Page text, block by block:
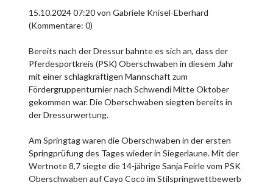
15.10.2024 07:20von Gabriele Knisel-Eberhard
(Kommentare: 0)
Bereits nach der Dressur bahnte es sich an, dass der
Pferdesportkreis (PSK) Oberschwaben in diesem Jahr
mit einer schlagkräftigen Mannschaft zum
Fördergruppenturnier nach Schwendi Mitte Oktober
gekommen war. Die Oberschwaben siegten bereits in
der Dressurwertung.
Am Springtag waren die Oberschwaben in der ersten
Springprüfung des Tages wieder in Siegerlaune. Mit der
Wertnote 8,7 siegte die 14-jährige Sanja Feirle vom PSK
Oberschwaben auf Cayo Coco im Stilspringwettbewerb